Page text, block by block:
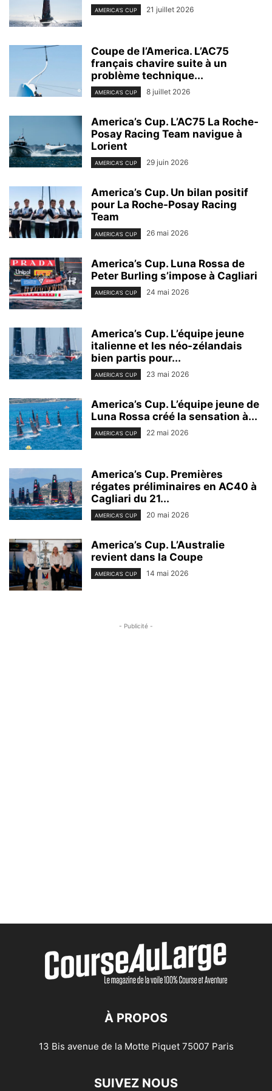
AMERICA'S CUP 21 juillet 2026
Coupe de l’America. L’AC75
français chavire suite à un
problème technique...
AMERICA'S CUP 8 juillet 2026
America’s Cup. L’AC75 La Roche-
Posay Racing Team navigue à
Lorient
AMERICA'S CUP 29 juin 2026
America’s Cup. Un bilan positif
pour La Roche-Posay Racing
Team
AMERICA'S CUP 26 mai 2026
America’s Cup. Luna Rossa de
Peter Burling s’impose à Cagliari
AMERICA'S CUP 24 mai 2026
America’s Cup. L’équipe jeune
italienne et les néo-zélandais
bien partis pour...
AMERICA'S CUP 23 mai 2026
America’s Cup. L’équipe jeune de
Luna Rossa créé la sensation à...
AMERICA'S CUP 22 mai 2026
America’s Cup. Premières
régates préliminaires en AC40 à
Cagliari du 21...
AMERICA'S CUP 20 mai 2026
America’s Cup. L’Australie
revient dans la Coupe
AMERICA'S CUP 14 mai 2026
- Publicité -
À PROPOS
13 Bis avenue de la Motte Piquet 75007 Paris
SUIVEZ NOUS